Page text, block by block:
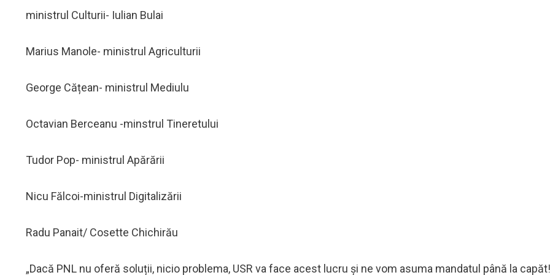
ministrul Culturii- Iulian Bulai
Marius Manole- ministrul Agriculturii
George Cățean- ministrul Mediulu
Octavian Berceanu -minstrul Tineretului
Tudor Pop- ministrul Apărării
Nicu Fălcoi-ministrul Digitalizării
Radu Panait/ Cosette Chichirău
„Dacă PNL nu oferă soluții, nicio problema, USR va face acest lucru și ne vom asuma mandatul până la